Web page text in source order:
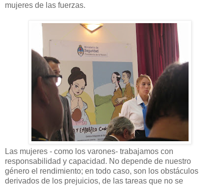
mujeres de las fuerzas.
Las mujeres - como los varones- trabajamos con
responsabilidad y capacidad. No depende de nuestro
género el rendimiento; en todo caso, son los obstáculos
derivados de los prejuicios, de las tareas que no se